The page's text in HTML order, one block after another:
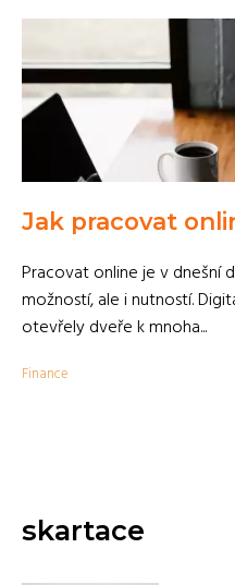
Jak pracovat
Pracovat online je v dnešní
možností, ale i nutností.
otevřely dveře k mnoha...
Finance
skartace